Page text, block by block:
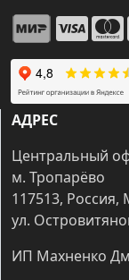
АДРЕС
Центральный
м. Тропарёво
117513, Россия,
ул.
ИП Махненко